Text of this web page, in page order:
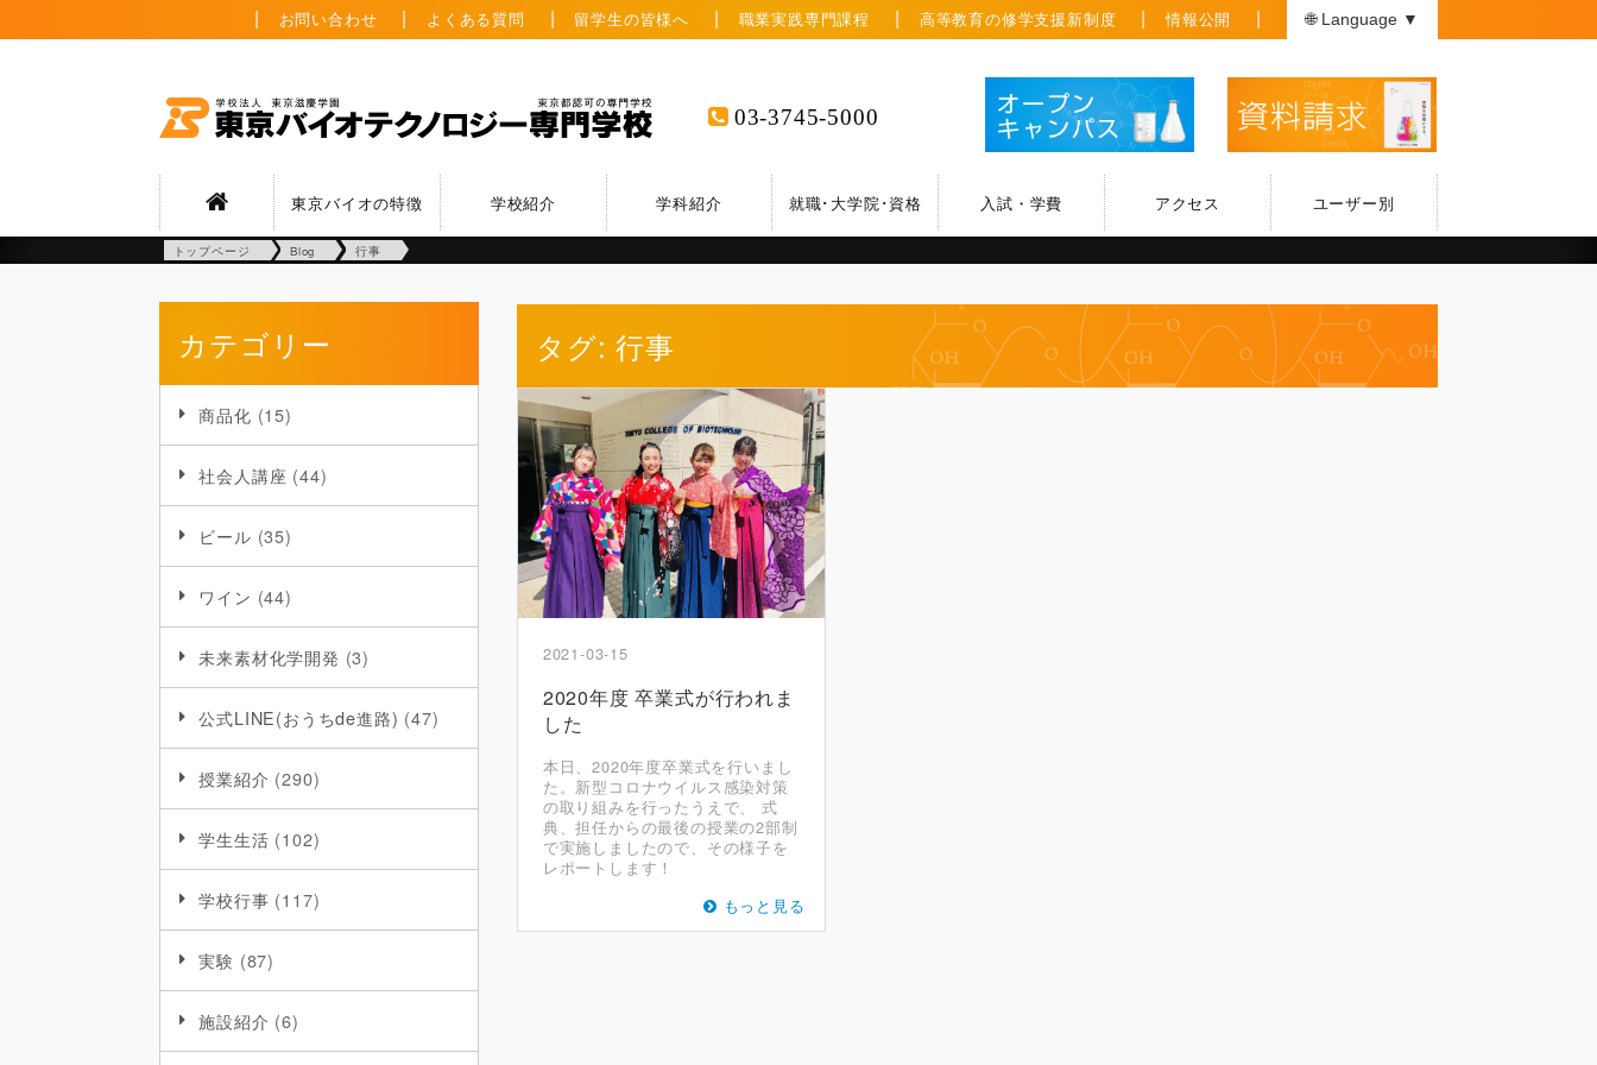
お問い合わせ よくある質問 留学生の皆様へ 職業実践専門課程 高等教育の修学支援新制度 情報公開 🌐 Language ▼
03-3745-5000
東京バイオの特徴 学校紹介 学科紹介 就職･大学院･資格 入試・学費 アクセス ユーザー別
トップページ Blog 行事
カテゴリー
商品化 (15)
社会人講座 (44)
ビール (35)
ワイン (44)
未来素材化学開発 (3)
公式LINE(おうちde進路) (47)
授業紹介 (290)
学生生活 (102)
学校行事 (117)
実験 (87)
施設紹介 (6)
タグ: 行事
2021-03-15
2020年度 卒業式が行われま
した
本日、2020年度卒業式を行いまし
た。新型コロナウイルス感染対策
の取り組みを行ったうえで、 式
典、担任からの最後の授業の2部制
で実施しましたので、その様子を
レポートします！
もっと見る